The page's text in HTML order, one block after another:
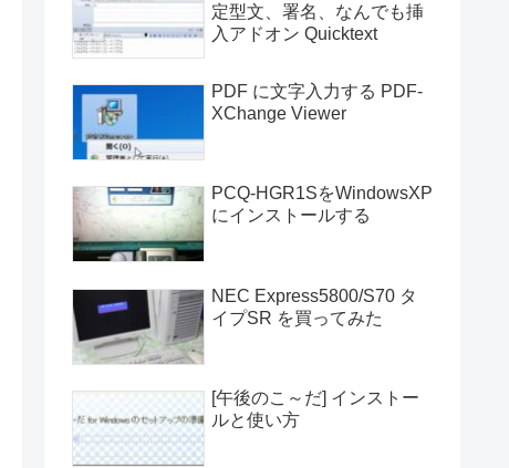
定型文、署名、なんでも挿
入アドオン Quicktext
PDF に文字入力する PDF-
XChange Viewer
PCQ-HGR1SをWindowsXP
にインストールする
NEC Express5800/S70 タ
イプSR を買ってみた
[午後のこ～だ] インストー
ルと使い方